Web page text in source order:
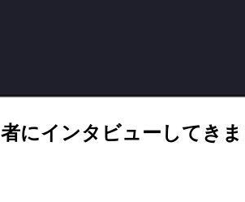
にインタビューしてき